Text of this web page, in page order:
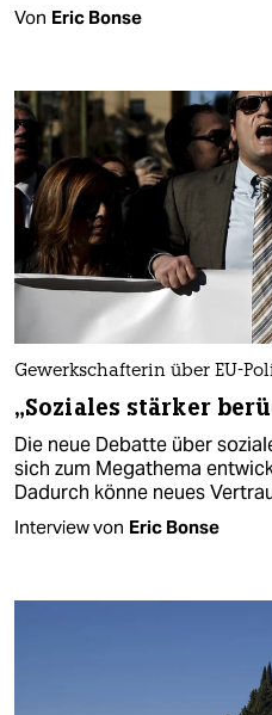
Von Eric Bonse
Gewerkschafterin über EU-
„Soziales stärker
Die neue Debatte über
sich zum Megathema
Dadurch könne neues
Interview von Eric Bonse